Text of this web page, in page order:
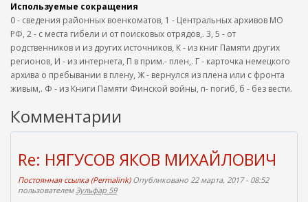
Используемые сокращения
0 - сведения районных военкоматов, 1 - Центральных архивов МО
РФ, 2 - с места гибели и от поисковых отрядов,. 3, 5 - от
родственников и из других источников, К - из книг Памяти других
регионов, И - из интернета, П в прим.- плен,. Г - карточка немецкого
архива о пребывании в плену, Ж - вернулся из плена или с фронта
живым,. Ф - из Книги Памяти Финской войны, п- погиб, б - без вести.
Комментарии
Re: НЯГУСОВ ЯКОВ МИХАЙЛОВИЧ
Постоянная ссылка (Permalink)Опубликовано 22 марта, 2017 - 08:52
пользователемЗульфар 59